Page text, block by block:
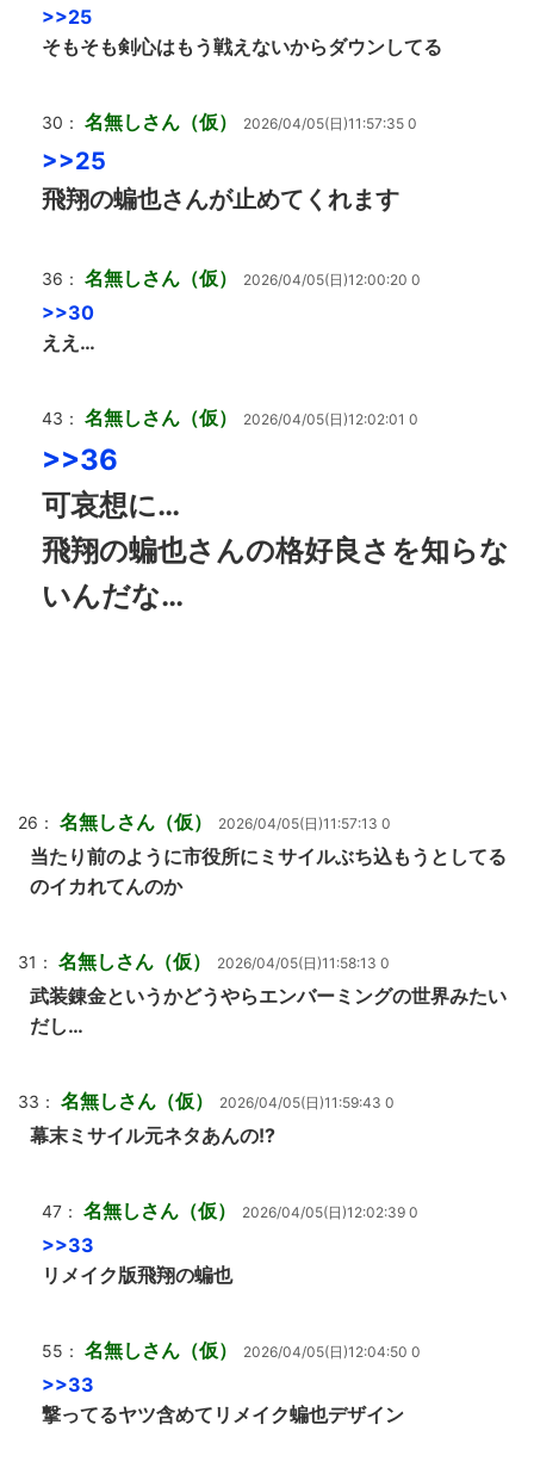
>>25
そもそも剣心はもう戦えないからダウンしてる
30： 名無しさん（仮） 2026/04/05(日)11:57:35 0
>>25
飛翔の蝙也さんが止めてくれます
36： 名無しさん（仮） 2026/04/05(日)12:00:20 0
>>30
ええ…
43： 名無しさん（仮） 2026/04/05(日)12:02:01 0
>>36
可哀想に…
飛翔の蝙也さんの格好良さを知らな
いんだな…
26： 名無しさん（仮） 2026/04/05(日)11:57:13 0
当たり前のように市役所にミサイルぶち込もうとしてる
のイカれてんのか
31： 名無しさん（仮） 2026/04/05(日)11:58:13 0
武装錬金というかどうやらエンバーミングの世界みたい
だし…
33： 名無しさん（仮） 2026/04/05(日)11:59:43 0
幕末ミサイル元ネタあんの!?
47： 名無しさん（仮） 2026/04/05(日)12:02:39 0
>>33
リメイク版飛翔の蝙也
55： 名無しさん（仮） 2026/04/05(日)12:04:50 0
>>33
撃ってるヤツ含めてリメイク蝙也デザイン